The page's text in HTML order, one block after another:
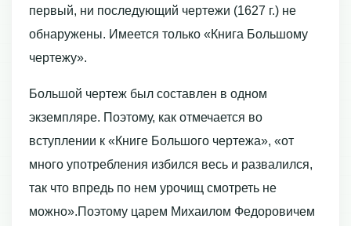
первый, ни последующий чертежи (1627 г.) не
обнаружены. Имеется только «Книга Большому
чертежу».
Большой чертеж был составлен в одном
экземпляре. Поэтому, как отмечается во
вступлении к «Книге Большого чертежа», «от
много употребления избился весь и развалился,
так что впредь по нем урочищ смотреть не
можно».Поэтому царем Михаилом Федоровичем